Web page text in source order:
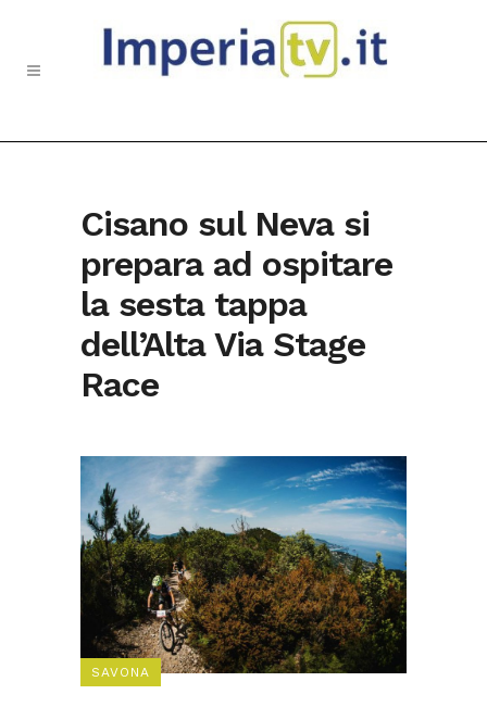
Cisano sul Neva si
prepara ad ospitare
la sesta tappa
dell’Alta Via Stage
Race
SAVONA